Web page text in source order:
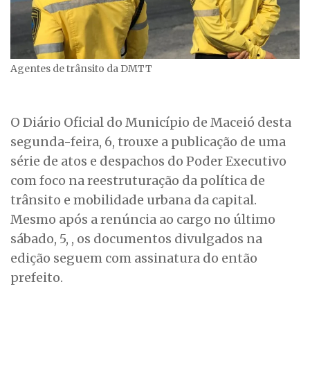
Agentes de trânsito da DMTT
O Diário Oficial do Município de Maceió desta
segunda-feira, 6, trouxe a publicação de uma
série de atos e despachos do Poder Executivo
com foco na reestruturação da política de
trânsito e mobilidade urbana da capital.
Mesmo após a renúncia ao cargo no último
sábado, 5, , os documentos divulgados na
edição seguem com assinatura do então
prefeito.